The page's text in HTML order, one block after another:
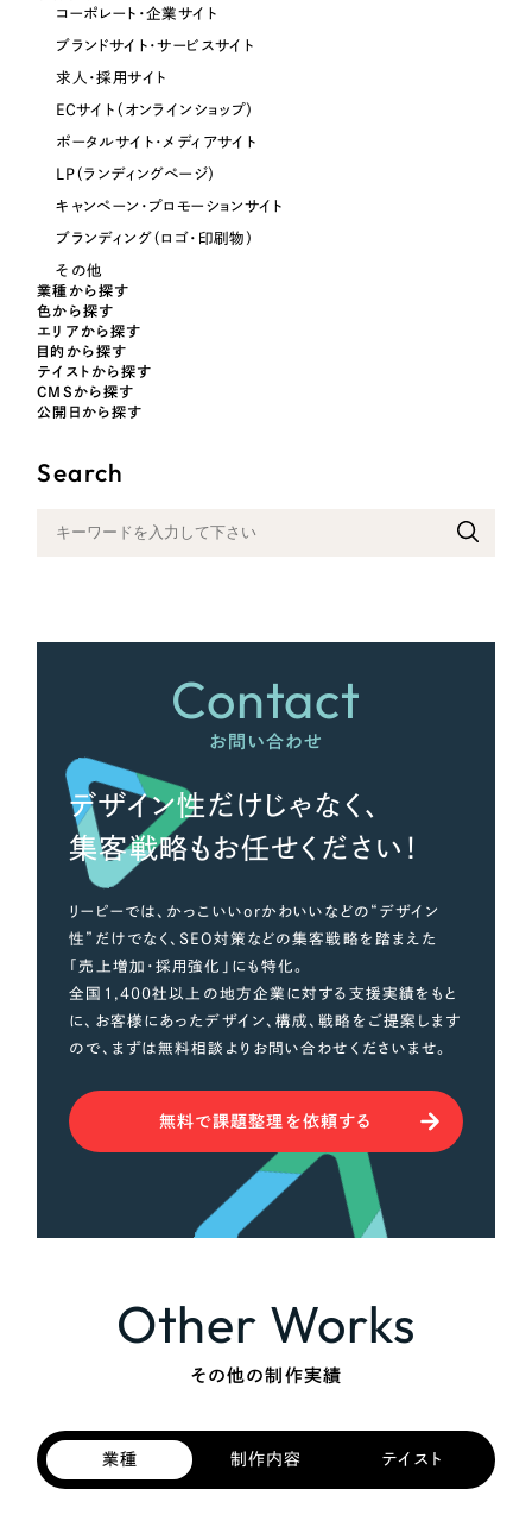
イエロー・黄色
グリーン・緑色
ブルー・青色
パープル・紫色
ピンク・桃色
コーポレート・企業サイト
ブランドサイト・サービスサイト
求人・採用サイト
ECサイト（オンラインショップ）
ポータルサイト・メディアサイト
LP（ランディングページ）
キャンペーン・プロモーションサイト
ブランディング（ロゴ・印刷物）
その他
業種から探す
色から探す
エリアから探す
目的から探す
テイストから探す
CMSから探す
公開日から探す
Search
Contact
お問い合わせ
デザイン性だけじゃなく、
集客戦略もお任せください！
リーピーでは、かっこいいorかわいいなどの“デザイン
性”だけでなく、SEO対策などの集客戦略を踏まえた
「売上増加・採用強化」にも特化。
全国1,400社以上の地方企業に対する支援実績をもと
に、お客様にあったデザイン、構成、戦略をご提案します
ので、まずは無料相談よりお問い合わせくださいませ。
無料で課題整理を依頼する
Other Works
その他の制作実績
業種 制作内容 テイスト